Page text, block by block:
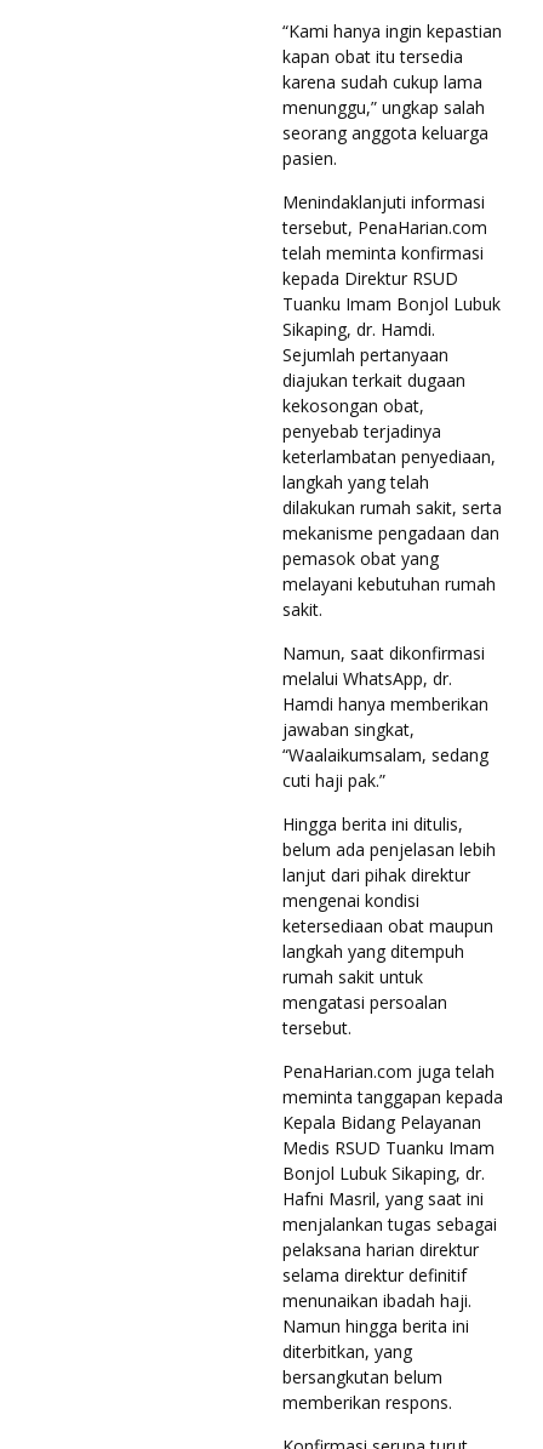
“Kami hanya ingin kepastian
kapan obat itu tersedia
karena sudah cukup lama
menunggu,” ungkap salah
seorang anggota keluarga
pasien.
Menindaklanjuti informasi
tersebut, PenaHarian.com
telah meminta konfirmasi
kepada Direktur RSUD
Tuanku Imam Bonjol Lubuk
Sikaping, dr. Hamdi.
Sejumlah pertanyaan
diajukan terkait dugaan
kekosongan obat,
penyebab terjadinya
keterlambatan penyediaan,
langkah yang telah
dilakukan rumah sakit, serta
mekanisme pengadaan dan
pemasok obat yang
melayani kebutuhan rumah
sakit.
Namun, saat dikonfirmasi
melalui WhatsApp, dr.
Hamdi hanya memberikan
jawaban singkat,
“Waalaikumsalam, sedang
cuti haji pak.”
Hingga berita ini ditulis,
belum ada penjelasan lebih
lanjut dari pihak direktur
mengenai kondisi
ketersediaan obat maupun
langkah yang ditempuh
rumah sakit untuk
mengatasi persoalan
tersebut.
PenaHarian.com juga telah
meminta tanggapan kepada
Kepala Bidang Pelayanan
Medis RSUD Tuanku Imam
Bonjol Lubuk Sikaping, dr.
Hafni Masril, yang saat ini
menjalankan tugas sebagai
pelaksana harian direktur
selama direktur definitif
menunaikan ibadah haji.
Namun hingga berita ini
diterbitkan, yang
bersangkutan belum
memberikan respons.